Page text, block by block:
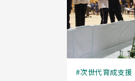
次世代育成支援